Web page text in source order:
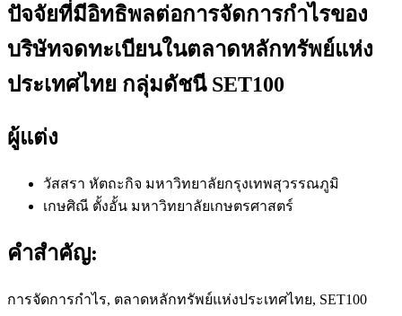
ปัจจัยที่มีอิทธิพลต่อการจัดการกำไรของ
บริษัทจดทะเบียนในตลาดหลักทรัพย์แห่ง
ประเทศไทย กลุ่มดัชนี SET100
ผู้แต่ง
วัสสรา หัตถะกิจ มหาวิทยาลัยกรุงเทพสุวรรณภูมิ
เกษศิณี ตั้งอั้น มหาวิทยาลัยเกษตรศาสตร์
คำสำคัญ:
การจัดการกำไร, ตลาดหลักทรัพย์แห่งประเทศไทย, SET100